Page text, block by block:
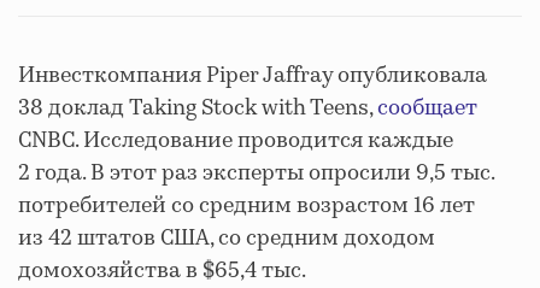
Инвесткомпания Piper Jaffray опубликовала
38 доклад Taking Stock with Teens,сообщает
CNBC. Исследование проводится каждые
2 года. В этот раз эксперты опросили 9,5 тыс.
потребителей со средним возрастом 16 лет
из 42 штатов США, со средним доходом
домохозяйства в $65,4 тыс.